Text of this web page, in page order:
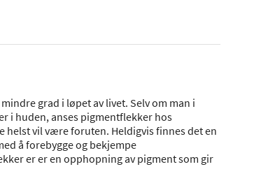
grad i løpet av livet. Selv om man i
i huden, anses pigmentflekker hos
helst vil være foruten. Heldigvis finnes det en
å forebygge og bekjempe
er er en opphopning av pigment som gir